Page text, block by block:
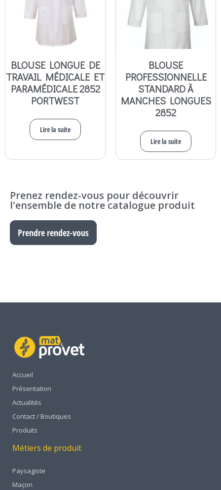
BLOUSE LONGUE DE
TRAVAIL MÉDICALE ET
PARAMÉDICALE 2852
PORTWEST
Lire la suite
BLOUSE
PROFESSIONNELLE
STANDARD À
MANCHES LONGUES
2852
Lire la suite
Prenez rendez-vous pour découvrir
l'ensemble de notre catalogue produit
Prendre rendez-vous
Accueil
Présentation
Actualités
Contact / Boutiques
Produits
Métiers de produit
Paysagiste
Maçon